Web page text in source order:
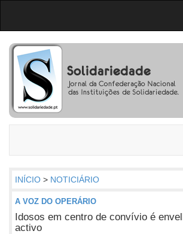
INÍCIO > NOTICIÁRIO
A VOZ DO OPERÁRIO
Idosos em centro de convívio é
activo